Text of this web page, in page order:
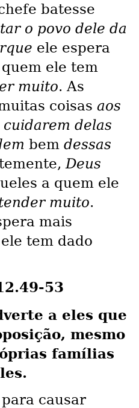
batesse
o povo dele da
ele espera
ele tem
muito. As
coisas aos
delas
bem dessas
Deus
a quem ele
muito.
mais
tem dado
53
a eles que
mesmo
famílias
causar